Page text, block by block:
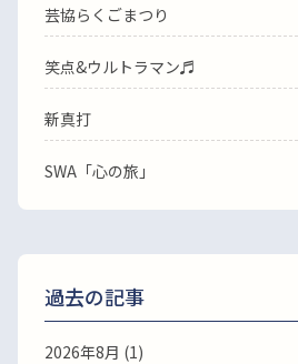
芸協らくごまつり
笑点&ウルトラマン♬
新真打
SWA「心の旅」
過去の記事
2026年8月 (1)